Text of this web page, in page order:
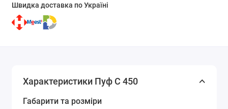
Швидка доставка по Україні
Характеристики Пуф С 450
Габарити та розміри